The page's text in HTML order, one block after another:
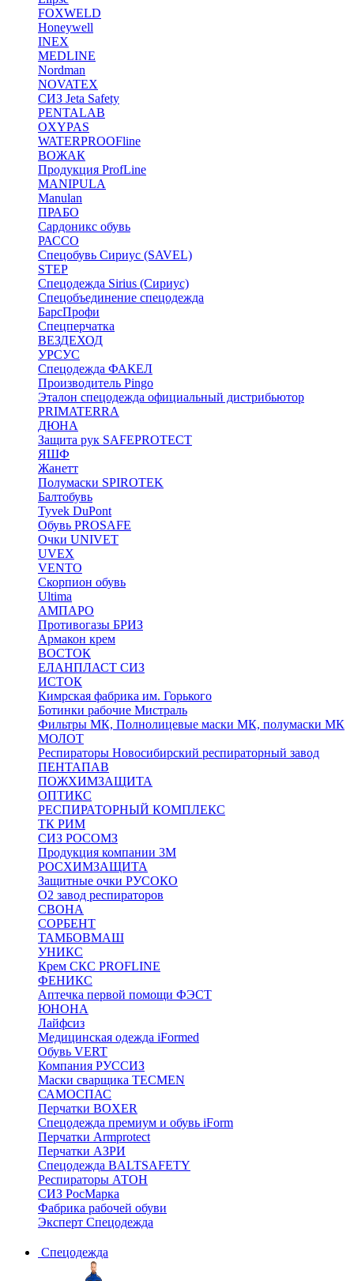
FOXWELD
Honeywell
INEX
MEDLINE
Nordman
NOVATEX
СИЗ Jeta Safety
PENTALAB
OXYPAS
WATERPROOFline
ВОЖАК
Продукция ProfLine
MANIPULA
Manulan
ПРАБО
Сардоникс обувь
РАССО
Спецобувь Сириус (SAVEL)
STEP
Спецодежда Sirius (Сириус)
Спецобъединение спецодежда
БарсПрофи
Спецперчатка
ВЕЗДЕХОД
УРСУС
Спецодежда ФАКЕЛ
Производитель Pingo
Эталон спецодежда официальный дистрибьютор
PRIMATERRA
ДЮНА
Защита рук SAFEPROTECT
ЯШФ
Жанетт
Полумаски SPIROTEK
Балтобувь
Tyvek DuPont
Обувь PROSAFE
Очки UNIVET
UVEX
VENTO
Скорпион обувь
Ultima
АМПАРО
Противогазы БРИЗ
Армакон крем
ВОСТОК
ЕЛАНПЛАСТ СИЗ
ИСТОК
Кимрская фабрика им. Горького
Ботинки рабочие Мистраль
Фильтры МК, Полнолицевые маски МК, полумаски МК
МОЛОТ
Респираторы Новосибирский респираторный завод
ПЕНТАПАВ
ПОЖХИМЗАЩИТА
ОПТИКС
РЕСПИРАТОРНЫЙ КОМПЛЕКС
ТК РИМ
СИЗ РОСОМЗ
Продукция компании 3M
РОСХИМЗАЩИТА
Защитные очки РУСОКО
О2 завод респираторов
СВОНА
СОРБЕНТ
ТАМБОВМАШ
УНИКС
Крем СКС PROFLINE
ФЕНИКС
Аптечка первой помощи ФЭСТ
ЮНОНА
Лайфсиз
Медицинская одежда iFormed
Обувь VERT
Компания РУССИЗ
Маски сварщика TECMEN
САМОСПАС
Перчатки BOXER
Спецодежда премиум и обувь iForm
Перчатки Armprotect
Перчатки АЗРИ
Спецодежда BALTSAFETY
Респираторы АТОН
СИЗ РосМарка
Фабрика рабочей обуви
Эксперт Спецодежда
Спецодежда